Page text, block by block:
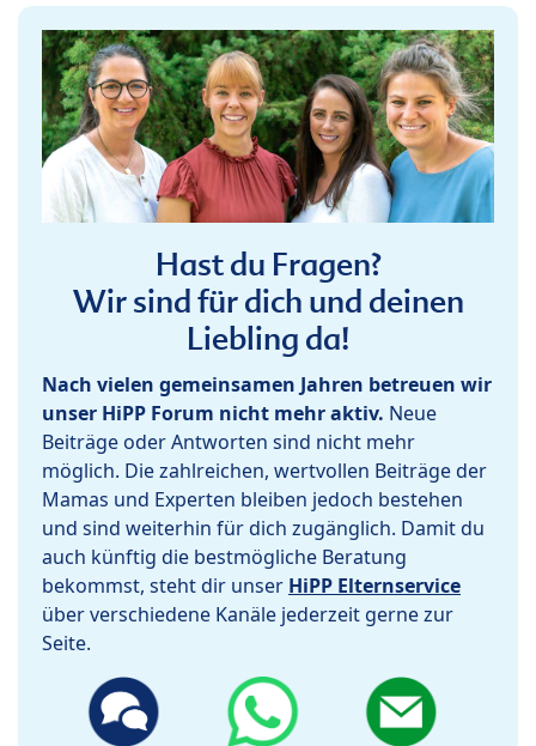
Hast du Fragen?
Wir sind für dich und deinen
Liebling da!
Nach vielen gemeinsamen Jahren betreuen wir
unser HiPP Forum nicht mehr aktiv. Neue
Beiträge oder Antworten sind nicht mehr
möglich. Die zahlreichen, wertvollen Beiträge der
Mamas und Experten bleiben jedoch bestehen
und sind weiterhin für dich zugänglich. Damit du
auch künftig die bestmögliche Beratung
bekommst, steht dir unser HiPP Elternservice
über verschiedene Kanäle jederzeit gerne zur
Seite.